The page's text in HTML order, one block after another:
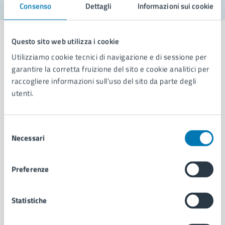
Consenso Dettagli Informazioni sui cookie
Questo sito web utilizza i cookie
Utilizziamo cookie tecnici di navigazione e di sessione per
garantire la corretta fruizione del sito e cookie analitici per
raccogliere informazioni sull'uso del sito da parte degli
utenti.
delNecessari
Preferenze
Statistiche
Comune di Napoli
Organi di governo
Enti e fondazioni
Documenti e dati